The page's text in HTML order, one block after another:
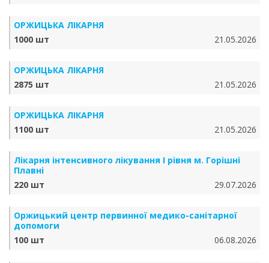
ОРЖИЦЬКА ЛІКАРНЯ
1000 шт
21.05.2026
ОРЖИЦЬКА ЛІКАРНЯ
2875 шт
21.05.2026
ОРЖИЦЬКА ЛІКАРНЯ
1100 шт
21.05.2026
Лікарня інтенсивного лікування І рівня м. Горішні
Плавні
220 шт
29.07.2026
Оржицький центр первинної медико-санітарної
допомоги
100 шт
06.08.2026